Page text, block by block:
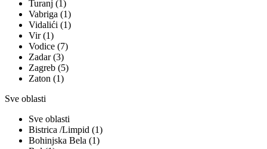
Turanj (1)
Vabriga (1)
Vidalići (1)
Vir (1)
Vodice (7)
Zadar (3)
Zagreb (5)
Zaton (1)
Sve oblasti
Sve oblasti
Bistrica /Limpid (1)
Bohinjska Bela (1)